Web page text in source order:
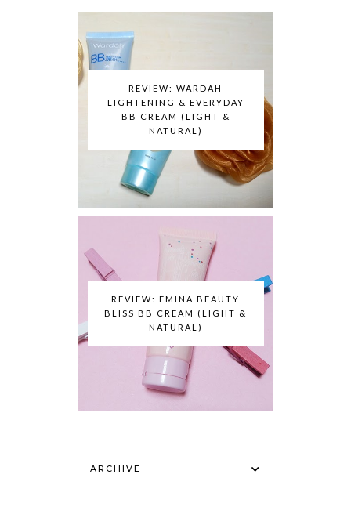
REVIEW: WARDAH
LIGHTENING & EVERYDAY
BB CREAM (LIGHT &
NATURAL)
REVIEW: EMINA BEAUTY
BLISS BB CREAM (LIGHT &
NATURAL)
ARCHIVE